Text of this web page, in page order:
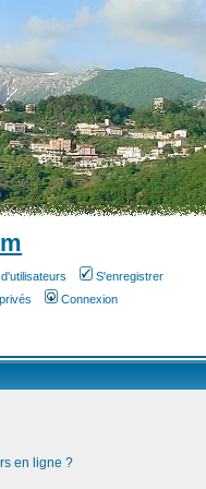
S'enregistrer
Connexion
en ligne ?